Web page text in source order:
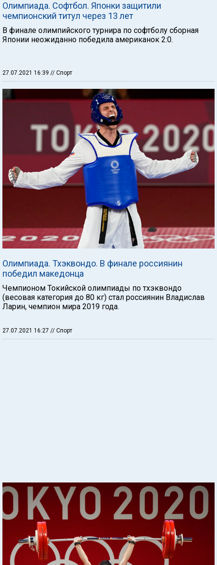
Олимпиада. Софтбол. Японки защитили
чемпионский титул через 13 лет
В финале олимпийского турнира по софтболу сборная
Японии неожиданно победила американок 2:0.
27.07.2021 16:39 // Спорт
Олимпиада. Тхэквондо. В финале россиянин
победил македонца
Чемпионом Токийской олимпиады по тхэквондо
(весовая категория до 80 кг) стал россиянин Владислав
Ларин, чемпион мира 2019 года.
27.07.2021 16:27 // Спорт